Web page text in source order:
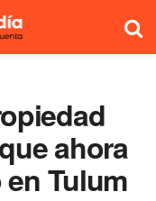
ahora
Tulum